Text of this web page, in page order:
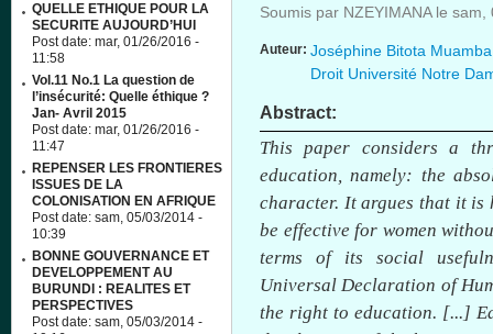
Soumis par NZEYIMANAle sam,
Auteur: Joséphine Bitota
Droit Université Notre
Abstract:
This paper considers a
education, namely: the
character. It argues that it
be effective for women
terms of its social
Universal Declaration of
the right to education. [...]
QUELLE ETHIQUE POUR LA
SECURITE AUJOURD’HUI
Post date: mar, 01/26/2016 -
11:58
Vol.11 No.1 La question de
l’insécurité: Quelle éthique ?
Jan- Avril 2015
Post date: mar, 01/26/2016 -
11:47
REPENSER LES FRONTIERES
ISSUES DE LA
COLONISATION EN AFRIQUE
Post date: sam, 05/03/2014 -
10:39
BONNE GOUVERNANCE ET
DEVELOPPEMENT AU
BURUNDI : REALITES ET
PERSPECTIVES
Post date: sam, 05/03/2014 -